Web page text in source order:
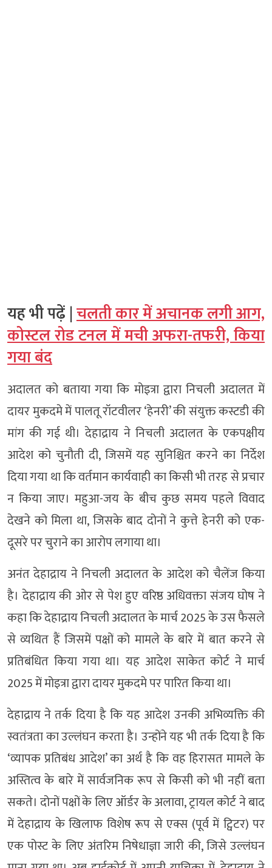
यह भी पढ़ें |चलती कार में अचानक लगी आग,
कोस्टल रोड टनल में मची अफरा-तफरी, किया
गया बंद
अदालत को बताया गया कि मोइत्रा द्वारा निचली अदालत में
दायर मुकदमे में पालतू रॉटवीलर ‘हेनरी’ की संयुक्त कस्टडी की
मांग की गई थी। देहाद्राय ने निचली अदालत के एकपक्षीय
आदेश को चुनौती दी, जिसमें यह सुनिश्चित करने का निर्देश
दिया गया था कि वर्तमान कार्यवाही का किसी भी तरह से प्रचार
न किया जाए। महुआ-जय के बीच कुछ समय पहले विवाद
देखने को मिला था, जिसके बाद दोनों ने कुत्ते हेनरी को एक-
दूसरे पर चुराने का आरोप लगाया था।
अनंत देहाद्राय ने निचली अदालत के आदेश को चैलेंज किया
है। देहाद्राय की ओर से पेश हुए वरिष्ठ अधिवक्ता संजय घोष ने
कहा कि देहाद्राय निचली अदालत के मार्च 2025 के उस फैसले
से व्यथित हैं जिसमें पक्षों को मामले के बारे में बात करने से
प्रतिबंधित किया गया था। यह आदेश साकेत कोर्ट ने मार्च
2025 में मोइत्रा द्वारा दायर मुकदमे पर पारित किया था।
देहाद्राय ने तर्क दिया है कि यह आदेश उनकी अभिव्यक्ति की
स्वतंत्रता का उल्लंघन करता है। उन्होंने यह भी तर्क दिया है कि
‘व्यापक प्रतिबंध आदेश’ का अर्थ है कि वह हिरासत मामले के
अस्तित्व के बारे में सार्वजनिक रूप से किसी को भी नहीं बता
सकते। दोनों पक्षों के लिए ऑर्डर के अलावा, ट्रायल कोर्ट ने बाद
में देहाद्राय के खिलाफ विशेष रूप से एक्स (पूर्व में ट्विटर) पर
एक पोस्ट के लिए अंतरिम निषेधाज्ञा जारी की, जिसे उल्लंघन